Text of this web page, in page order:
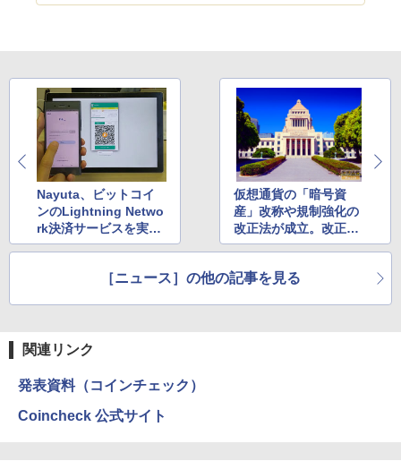
Nayuta、ビットコイ
ンのLightning Netwo
rk決済サービスを実店
舗へ試験導入
仮想通貨の「暗号資
産」改称や規制強化の
改正法が成立。改正資
金決済法と改正金融商
［ニュース］の他の記事を見る
関連リンク
発表資料（コインチェック）
Coincheck 公式サイト